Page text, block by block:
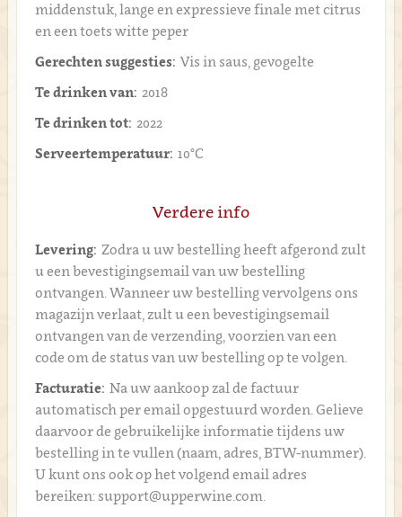
middenstuk, lange en expressieve finale met citrus
en een toets witte peper
Gerechten suggesties: Vis in saus, gevogelte
Te drinken van: 2018
Te drinken tot: 2022
Serveertemperatuur: 10°C
Verdere info
Levering: Zodra u uw bestelling heeft afgerond zult
u een bevestigingsemail van uw bestelling
ontvangen. Wanneer uw bestelling vervolgens ons
magazijn verlaat, zult u een bevestigingsemail
ontvangen van de verzending, voorzien van een
code om de status van uw bestelling op te volgen.
Facturatie: Na uw aankoop zal de factuur
automatisch per email opgestuurd worden. Gelieve
daarvoor de gebruikelijke informatie tijdens uw
bestelling in te vullen (naam, adres, BTW-nummer).
U kunt ons ook op het volgend email adres
bereiken: support@upperwine.com.